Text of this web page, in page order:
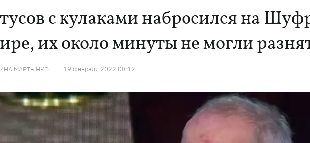
с кулаками набросился на
их около минуты не могли
МАРТЫНКО 19 февраля 2022 00:12